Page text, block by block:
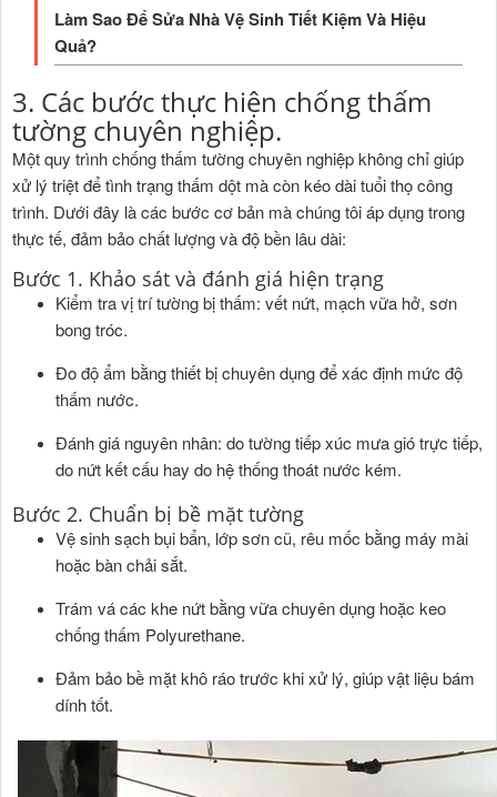
Làm Sao Để Sửa Nhà Vệ Sinh Tiết Kiệm Và Hiệu
Quả?
3. Các bước thực hiện chống thấm
tường chuyên nghiệp.
Một quy trình chống thấm tường chuyên nghiệp không chỉ giúp
xử lý triệt để tình trạng thấm dột mà còn kéo dài tuổi thọ công
trình. Dưới đây là các bước cơ bản mà chúng tôi áp dụng trong
thực tế, đảm bảo chất lượng và độ bền lâu dài:
Bước 1. Khảo sát và đánh giá hiện trạng
Kiểm tra vị trí tường bị thấm: vết nứt, mạch vữa hở, sơn
bong tróc.
Đo độ ẩm bằng thiết bị chuyên dụng để xác định mức độ
thấm nước.
Đánh giá nguyên nhân: do tường tiếp xúc mưa gió trực tiếp,
do nứt kết cấu hay do hệ thống thoát nước kém.
Bước 2. Chuẩn bị bề mặt tường
Vệ sinh sạch bụi bẩn, lớp sơn cũ, rêu mốc bằng máy mài
hoặc bàn chải sắt.
Trám vá các khe nứt bằng vữa chuyên dụng hoặc keo
chống thấm Polyurethane.
Đảm bảo bề mặt khô ráo trước khi xử lý, giúp vật liệu bám
dính tốt.